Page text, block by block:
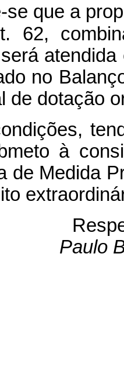
se que a
62,
no
de dotação
à
de Medida
Paulo